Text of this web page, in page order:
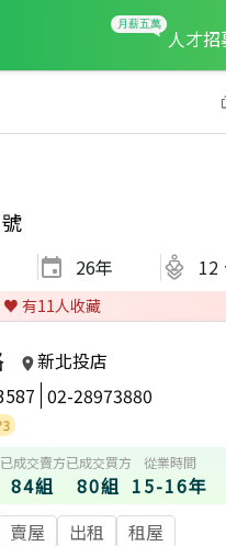
人才招
26年 12
♥️ 有11人收藏
新北投店
02-28973880
已成交賣方
84組
已成交買方
80組
從業時間
15-16年
賣屋 出租 租屋